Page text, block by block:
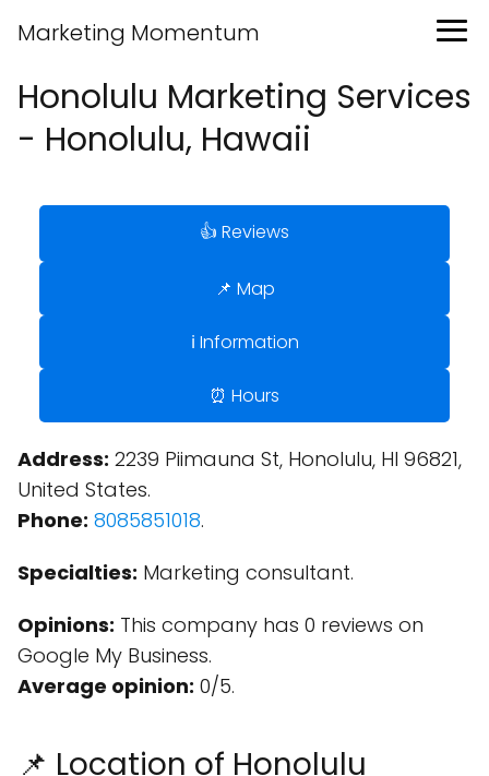
Marketing Momentum
Honolulu Marketing Services
- Honolulu, Hawaii
👍 Reviews
📌 Map
ℹ️ Information
⏰ Hours
Address: 2239 Piimauna St, Honolulu, HI 96821,
United States.
Phone: 8085851018.
Specialties: Marketing consultant.
Opinions: This company has 0 reviews on
Google My Business.
Average opinion: 0/5.
📌 Location of Honolulu